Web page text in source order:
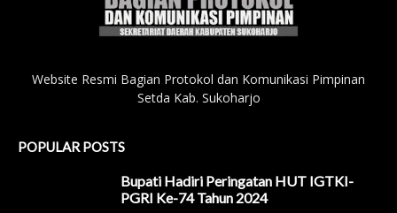
Website Resmi Bagian Protokol dan Komunikasi Pimpinan
Setda Kab. Sukoharjo
POPULAR POSTS
Bupati Hadiri Peringatan HUT IGTKI-
PGRI Ke-74 Tahun 2024